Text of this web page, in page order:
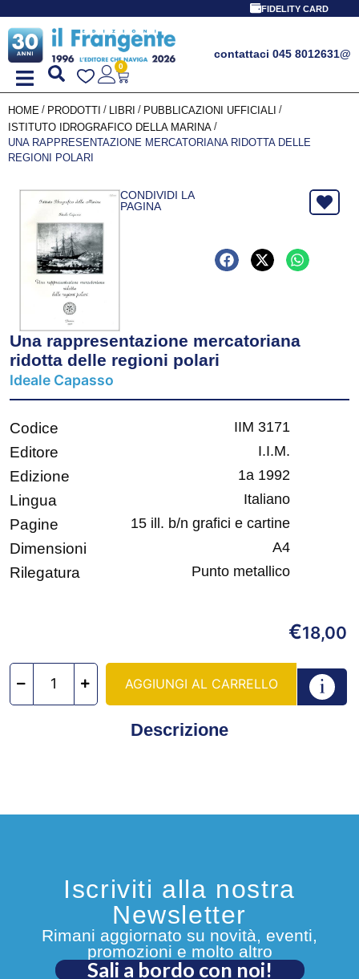
FIDELITY CARD
contattaci 045 8012631@
0
HOME / PRODOTTI / LIBRI / PUBBLICAZIONI UFFICIALI
/
ISTITUTO IDROGRAFICO DELLA MARINA /
UNA RAPPRESENTAZIONE MERCATORIANA RIDOTTA DELLE
REGIONI POLARI
CONDIVIDI LA
PAGINA
Una rappresentazione mercatoriana
ridotta delle regioni polari
Ideale Capasso
Codice IIM 3171
Editore I.I.M.
Edizione 1a 1992
Lingua Italiano
Pagine 15 ill. b/n grafici e cartine
Dimensioni A4
Rilegatura Punto metallico
€18,00
AGGIUNGI AL CARRELLO
Descrizione
Iscriviti alla nostra
Newsletter
Rimani aggiornato su novità, eventi,
promozioni e molto altro
Sali a bordo con noi!